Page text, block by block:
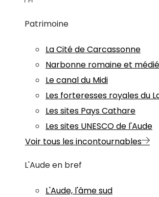
Patrimoine
La Cité de Carcassonne
Narbonne romaine et
Le canal du Midi
Les forteresses royales du
Les sites Pays Cathare
Les sites UNESCO de l'Aude
Voir tous les incontournables
L'Aude en bref
L'Aude, l'âme sud